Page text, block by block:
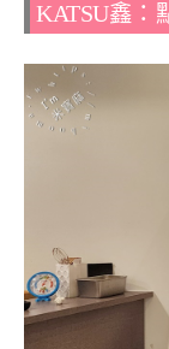
KATSU鑫：